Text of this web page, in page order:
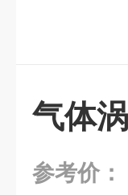
气体
参考价：